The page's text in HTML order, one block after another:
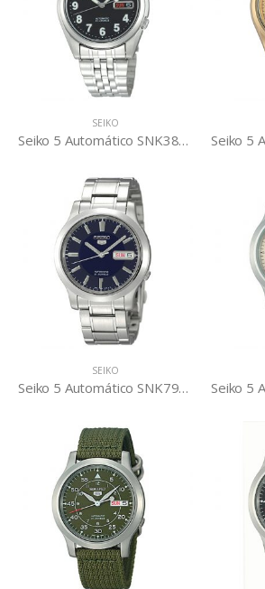
SEIKO
Seiko 5 Automático SNK381K1
SEIKO
Seiko 5 Automático SNK793K1